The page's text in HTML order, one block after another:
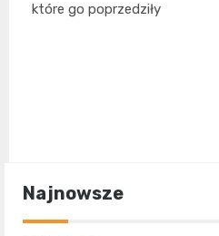
które go poprzedziły
Najnowsze